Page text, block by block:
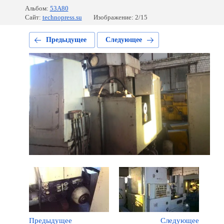
Альбом: 53А80
Сайт: technopress.su Изображение: 2/15
Предыдущее Следующее
Предыдущее Следующее